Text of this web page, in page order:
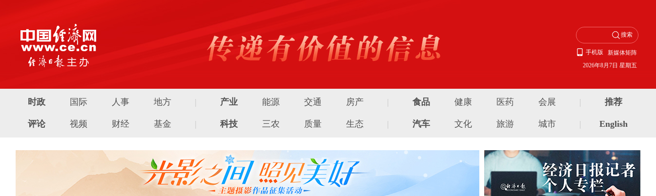
新媒体矩阵
手机版
2026年8月7日 星期五
时政 国际 人事 地方 | 产业 能源 交通 房产 | 食品 健康 医药 会展 | 推荐
评论 视频 财经 基金 | 科技 三农 质量 生态 | 汽车 文化 旅游 城市 | English